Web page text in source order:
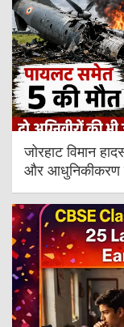
जोरहाट विमान
और